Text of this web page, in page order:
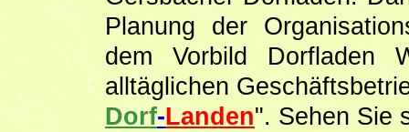
Planung der
dem Vorbild Dorfladen
alltäglichen
Dorf-Landen". Sehen Sie